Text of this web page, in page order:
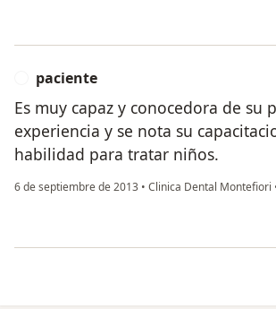
paciente
Es muy capaz y conocedora de su
experiencia y se nota su
habilidad para tratar niños.
6 de septiembre de 2013 • Clinica Dental Montefiori